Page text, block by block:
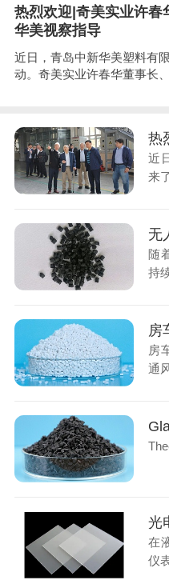
热烈欢迎|奇美实业许春
华美视察指导
近日，青岛中新华美塑料有
动。奇美实业许春华董事长
近
来
随
持
房
通
在
仪